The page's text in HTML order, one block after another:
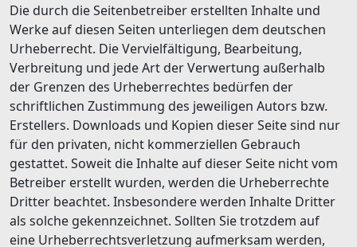
Die durch die Seitenbetreiber erstellten Inhalte und
Werke auf diesen Seiten unterliegen dem deutschen
Urheberrecht. Die Vervielfältigung, Bearbeitung,
Verbreitung und jede Art der Verwertung außerhalb
der Grenzen des Urheberrechtes bedürfen der
schriftlichen Zustimmung des jeweiligen Autors bzw.
Erstellers. Downloads und Kopien dieser Seite sind nur
für den privaten, nicht kommerziellen Gebrauch
gestattet. Soweit die Inhalte auf dieser Seite nicht vom
Betreiber erstellt wurden, werden die Urheberrechte
Dritter beachtet. Insbesondere werden Inhalte Dritter
als solche gekennzeichnet. Sollten Sie trotzdem auf
eine Urheberrechtsverletzung aufmerksam werden,